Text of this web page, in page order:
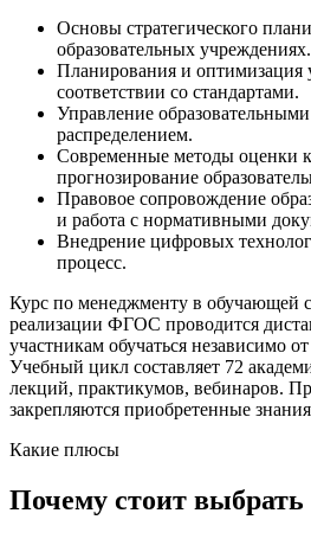
Основы стратегического
образовательных учреждениях.
Планирования и оптимизация
соответствии со стандартами.
Управление
распределением.
Современные методы оценки
прогнозирование
Правовое сопровождение
и работа с нормативными
Внедрение цифровых
процесс.
Курс по менеджменту в обучающей
реализации ФГОС проводится
участникам обучаться независимо
Учебный цикл составляет 72
лекций, практикумов, вебинаров.
закрепляются приобретенные
Какие плюсы
Почему стоит выбрать